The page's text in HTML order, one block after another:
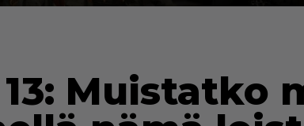
Muistatko